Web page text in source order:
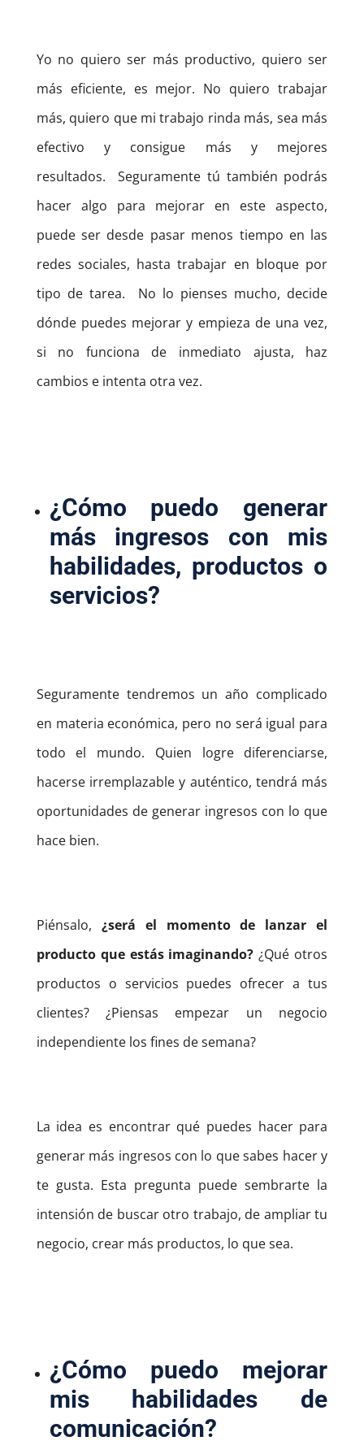
Yo no quiero ser más productivo, quiero ser
más eficiente, es mejor. No quiero trabajar
más, quiero que mi trabajo rinda más, sea más
efectivo y consigue más y mejores
resultados.
Seguramente tú también podrás
hacer algo para mejorar en este aspecto,
puede ser desde pasar menos tiempo en las
redes sociales, hasta trabajar en bloque por
tipo de tarea.
No lo pienses mucho, decide
dónde puedes mejorar y empieza de una vez,
si no funciona de inmediato ajusta, haz
cambios e intenta otra vez.
¿Cómo puedo generar
más ingresos con mis
habilidades, productos o
servicios?
Seguramente tendremos un año complicado
en materia económica, pero no será igual para
todo el mundo. Quien logre diferenciarse,
hacerse irremplazable y auténtico, tendrá más
oportunidades de generar ingresos con lo que
hace bien.
Piénsalo, ¿será el momento de lanzar el
producto que estás imaginando? ¿Qué otros
productos o servicios puedes ofrecer a tus
clientes? ¿Piensas empezar un negocio
independiente los fines de semana?
La idea es encontrar qué puedes hacer para
generar más ingresos con lo que sabes hacer y
te gusta. Esta pregunta puede sembrarte la
intensión de buscar otro trabajo, de ampliar tu
negocio, crear más productos, lo que sea.
¿Cómo puedo mejorar
mis habilidades de
comunicación?